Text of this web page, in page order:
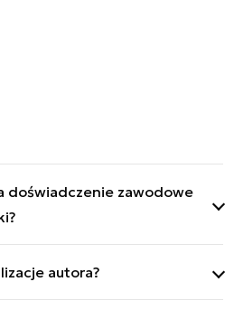
doświadczenie zawodowe
i
Głównej Handlowej w
autora?